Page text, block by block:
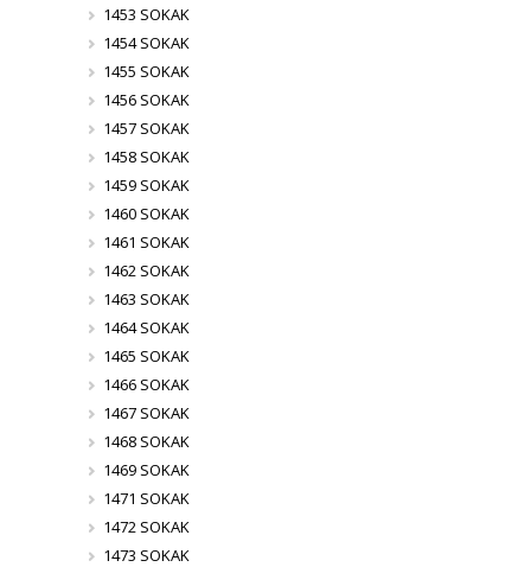
1453 SOKAK
1454 SOKAK
1455 SOKAK
1456 SOKAK
1457 SOKAK
1458 SOKAK
1459 SOKAK
1460 SOKAK
1461 SOKAK
1462 SOKAK
1463 SOKAK
1464 SOKAK
1465 SOKAK
1466 SOKAK
1467 SOKAK
1468 SOKAK
1469 SOKAK
1471 SOKAK
1472 SOKAK
1473 SOKAK